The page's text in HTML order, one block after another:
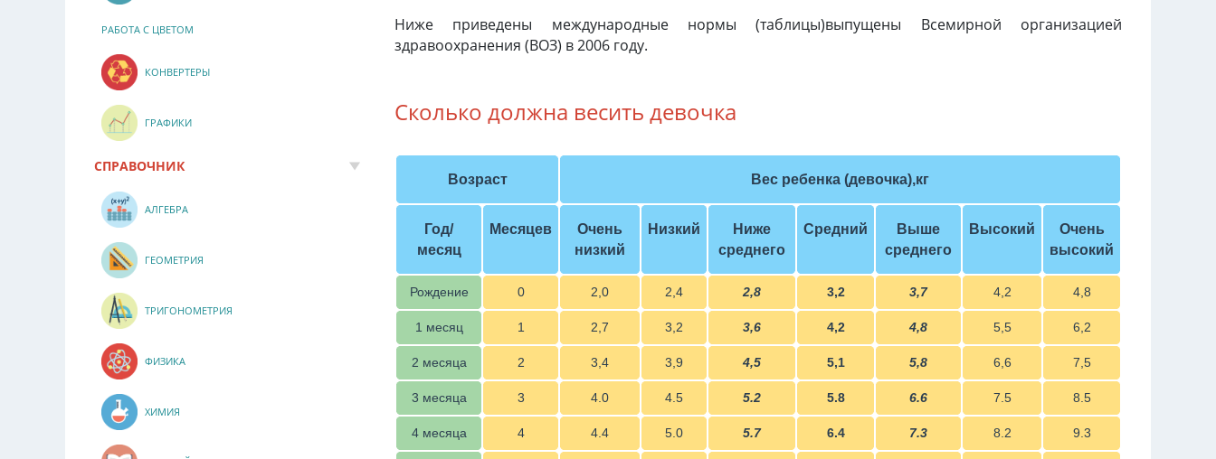
Ниже приведены международные нормы (таблицы)выпущены Всемирной организацией
здравоохранения (ВОЗ) в 2006 году.
Сколько должна весить девочка
Возраст Вес ребенка (девочка),кг
Год/
месяц
Месяцев
Очень
низкий
Низкий
Ниже
среднего
Средний
Выше
среднего
Высокий
Очень
высокий
Рождение 0 2,0 2,4 2,8 3,2 3,7 4,2 4,8
1 месяц 1 2,7 3,2 3,6 4,2 4,8 5,5 6,2
2 месяца 2 3,4 3,9 4,5 5,1 5,8 6,6 7,5
3 месяца 3 4.0 4.5 5.2 5.8 6.6 7.5 8.5
4 месяца 4 4.4 5.0 5.7 6.4 7.3 8.2 9.3
РАБОТА С ЦВЕТОМ
КОНВЕРТЕРЫ
ГРАФИКИ
СПРАВОЧНИК
АЛГЕБРА
ГЕОМЕТРИЯ
ТРИГОНОМЕТРИЯ
ФИЗИКА
ХИМИЯ